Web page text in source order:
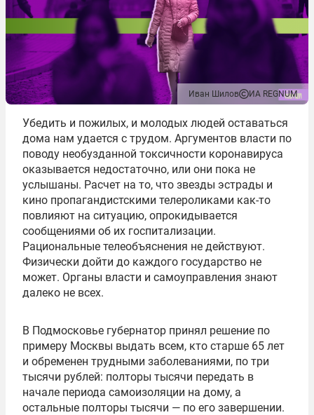
Иван Шилов ИА REGNUM
Убедить и пожилых, и молодых людей оставаться
дома нам удается с трудом. Аргументов власти по
поводу необузданной токсичности коронавируса
оказывается недостаточно, или они пока не
услышаны. Расчет на то, что звезды эстрады и
кино пропагандистскими телероликами как-то
повлияют на ситуацию, опрокидывается
сообщениями об их госпитализации.
Рациональные телеобъяснения не действуют.
Физически дойти до каждого государство не
может. Органы власти и самоуправления знают
далеко не всех.
В Подмосковье губернатор принял решение по
примеру Москвы выдать всем, кто старше 65 лет
и обременен трудными заболеваниями, по три
тысячи рублей: полторы тысячи передать в
начале периода самоизоляции на дому, а
остальные полторы тысячи — по его завершении.